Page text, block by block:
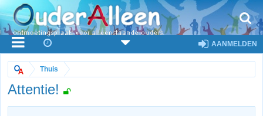
AANMELDEN
Thuis
Attentie!